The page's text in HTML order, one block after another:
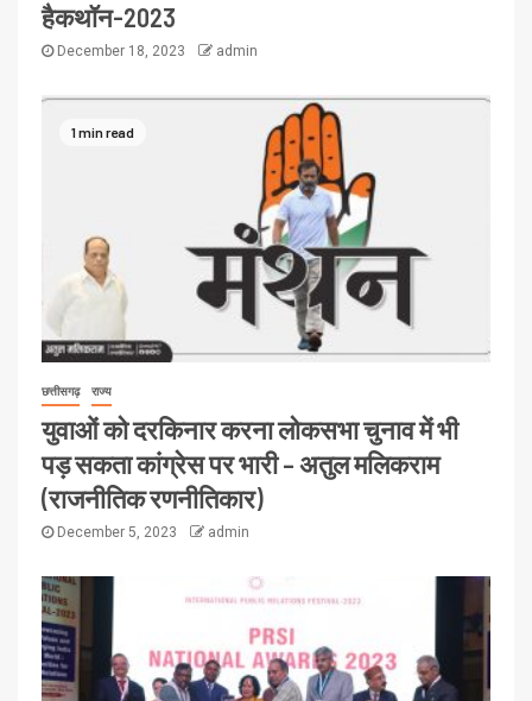
हैकथॉन-2023
December 18, 2023 admin
1 min read
छत्तीसगढ़ राज्य
युवाओं को दरकिनार करना लोकसभा चुनाव में भी
पड़ सकता कांग्रेस पर भारी – अतुल मलिकराम
(राजनीतिक रणनीतिकार)
December 5, 2023 admin